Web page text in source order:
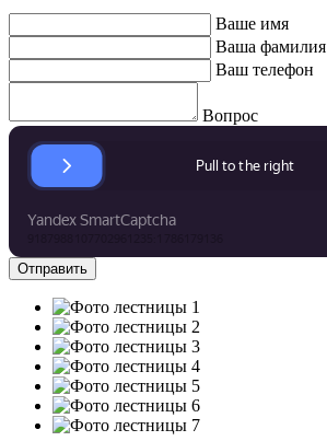
Ваше имя
Ваша фамилия
Ваш телефон
Вопрос